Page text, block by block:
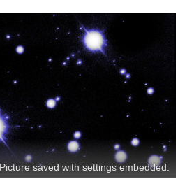
Picture saved with settings embedded.